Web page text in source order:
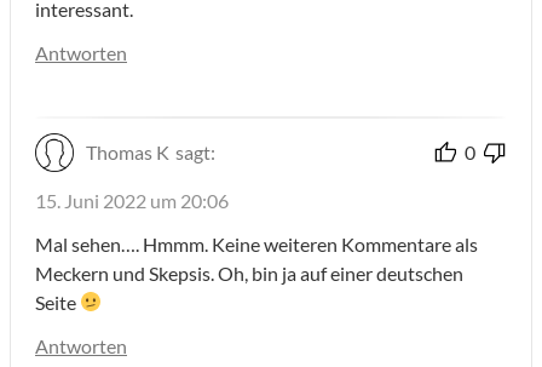
interessant.
Antworten
Thomas K sagt: 0
15. Juni 2022 um 20:06
Mal sehen…. Hmmm. Keine weiteren Kommentare als
Meckern und Skepsis. Oh, bin ja auf einer deutschen
Seite
Antworten